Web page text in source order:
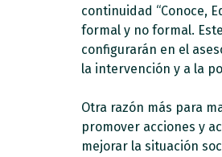
continuidad “Conoce,
formal y no formal.
configurarán en el
la intervención y a la
Otra razón más para
promover acciones y
mejorar la situación